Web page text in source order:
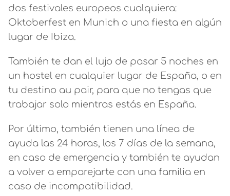
dos festivales europeos cualquiera:
Oktoberfest en Munich o una fiesta en algún
lugar de Ibiza.
También te dan el lujo de pasar 5 noches en
un hostel en cualquier lugar de España, o en
tu destino au pair, para que no tengas que
trabajar solo mientras estás en España.
Por último, también tienen una línea de
ayuda las 24 horas, los 7 días de la semana,
en caso de emergencia y también te ayudan
a volver a emparejarte con una familia en
caso de incompatibilidad.